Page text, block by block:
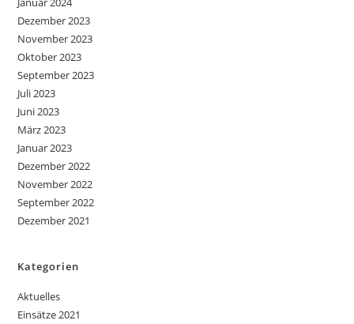
Dezember 2023
November 2023
Oktober 2023
September 2023
Juli 2023
Juni 2023
März 2023
Januar 2023
Dezember 2022
November 2022
September 2022
Dezember 2021
Kategorien
Aktuelles
Einsätze 2021